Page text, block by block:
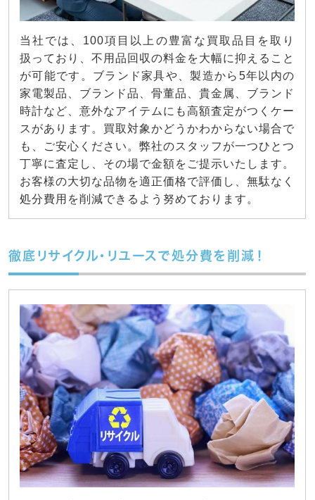
当社では、100項目以上の豊富な買取品目を取り
扱っており、不用品回収の料金を大幅に抑えること
が可能です。ブランド家具や、製造から5年以内の
家電製品、ブランド品、骨董品、貴金属、ブランド
時計など、意外なアイテムにも高額査定がつくケー
スがあります。買取対象かどうかわからない場合で
も、ご安心ください。弊社のスタッフが一つひとつ
丁寧に査定し、その場で金額をご提示いたします。
お客様の大切な品物を適正価格で評価し、無駄なく
処分費用を削減できるよう努めております。
徹底リサイクル・リユースで処分費を削減！